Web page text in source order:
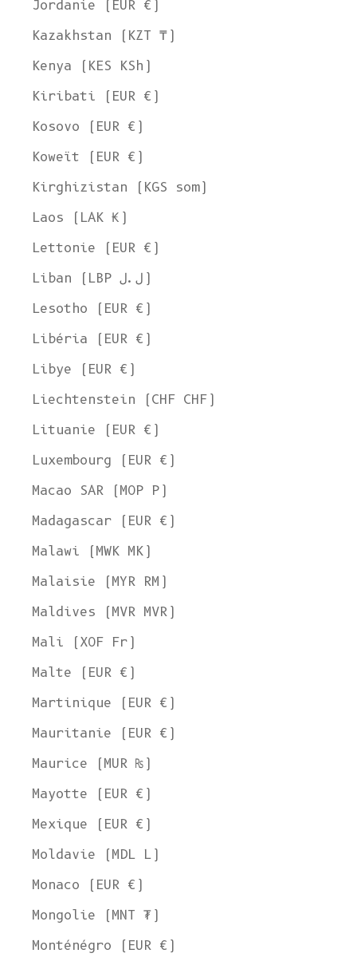
Jordanie (EUR €)
Kazakhstan (KZT ₸)
Kenya (KES KSh)
Kiribati (EUR €)
Kosovo (EUR €)
Koweït (EUR €)
Kirghizistan (KGS som)
Laos (LAK ₭)
Lettonie (EUR €)
Liban (LBP ل.ل)
Lesotho (EUR €)
Libéria (EUR €)
Libye (EUR €)
Liechtenstein (CHF CHF)
Lituanie (EUR €)
Luxembourg (EUR €)
Macao SAR (MOP P)
Madagascar (EUR €)
Malawi (MWK MK)
Malaisie (MYR RM)
Maldives (MVR MVR)
Mali (XOF Fr)
Malte (EUR €)
Martinique (EUR €)
Mauritanie (EUR €)
Maurice (MUR ₨)
Mayotte (EUR €)
Mexique (EUR €)
Moldavie (MDL L)
Monaco (EUR €)
Mongolie (MNT ₮)
Monténégro (EUR €)